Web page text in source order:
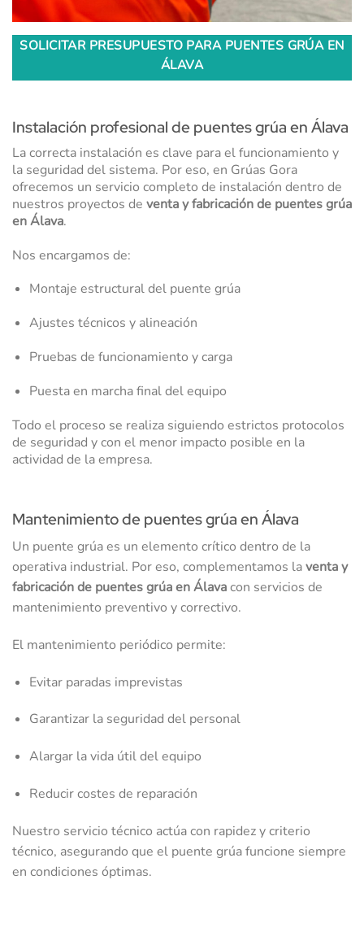
SOLICITAR PRESUPUESTO PARA PUENTES GRÚA EN
ÁLAVA
Instalación profesional de puentes grúa en Álava
La correcta instalación es clave para el funcionamiento y
la seguridad del sistema. Por eso, en Grúas Gora
ofrecemos un servicio completo de instalación dentro de
nuestros proyectos de venta y fabricación de puentes grúa
en Álava.
Nos encargamos de:
Montaje estructural del puente grúa
Ajustes técnicos y alineación
Pruebas de funcionamiento y carga
Puesta en marcha final del equipo
Todo el proceso se realiza siguiendo estrictos protocolos
de seguridad y con el menor impacto posible en la
actividad de la empresa.
Mantenimiento de puentes grúa en Álava
Un puente grúa es un elemento crítico dentro de la
operativa industrial. Por eso, complementamos laventa y
fabricación de puentes grúa en Álavacon servicios de
mantenimiento preventivo y correctivo.
El mantenimiento periódico permite:
Evitar paradas imprevistas
Garantizar la seguridad del personal
Alargar la vida útil del equipo
Reducir costes de reparación
Nuestro servicio técnico actúa con rapidez y criterio
técnico, asegurando que el puente grúa funcione siempre
en condiciones óptimas.